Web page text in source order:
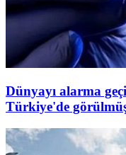
Dünyayı alarma
Türkiye'de